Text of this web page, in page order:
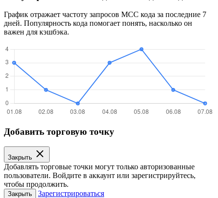
График отражает частоту запросов MCC кода за последние 7
дней. Популярность кода помогает понять, насколько он
важен для кэшбэка.
Добавить торговую точку
Закрыть
Добавлять торговые точки могут только авторизованные
пользователи. Войдите в аккаунт или зарегистрируйтесь,
чтобы продолжить.
Закрыть Зарегистрироваться